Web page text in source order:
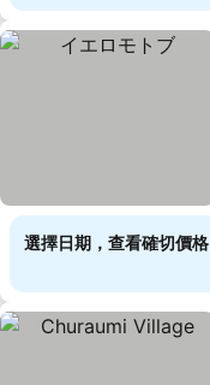
選擇日期，查看確切價格